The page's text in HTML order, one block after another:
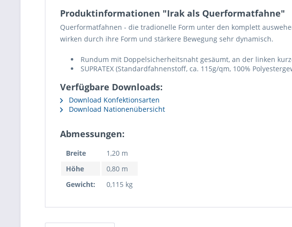
Produktinformationen "Irak als Querformatfahne"
Querformatfahnen - die tradionelle Form unter den komplett
wirken durch ihre Form und stärkere Bewegung sehr dynamisch.
Rundum mit Doppelsicherheitsnaht gesäumt, an der linken
SUPRATEX (Standardfahnenstoff, ca. 115g/qm, 100%
Verfügbare Downloads:
Download Konfektionsarten
Download Nationenübersicht
Abmessungen:
Breite
1,20 m
Höhe
0,80 m
Gewicht:
0,115 kg